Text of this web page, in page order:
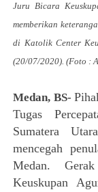
Juru Bicara
memberikan
di Katolik Center
(20/07/2020). (Foto :
Medan, BS-
Tugas
Sumatera
mencegah
Medan.
Keuskupan